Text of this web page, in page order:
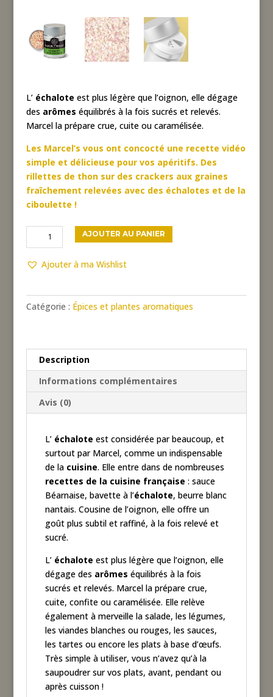
L’ échalote est plus légère que l’oignon, elle dégage
des arômes équilibrés à la fois sucrés et relevés.
Marcel la prépare crue, cuite ou caramélisée.
Les Marcel’s vous ont concocté une recette vidéo
simple et délicieuse pour vos apéritifs. Des
rillettes de thon sur des crackers aux graines
fraîchement relevées avec des échalotes et de la
ciboulette !
quantité
de
Échalote
AJOUTER AU PANIER
Ajouter à ma Wishlist
Catégorie : Épices et plantes aromatiques
Description
Informations complémentaires
Avis (0)
L’ échalote est considérée par beaucoup, et
surtout par Marcel, comme un indispensable
de la cuisine. Elle entre dans de nombreuses
recettes de la cuisine française : sauce
Béarnaise, bavette à l’échalote, beurre blanc
nantais. Cousine de l’oignon, elle offre un
goût plus subtil et raffiné, à la fois relevé et
sucré.
L’ échalote est plus légère que l’oignon, elle
dégage des arômes équilibrés à la fois
sucrés et relevés. Marcel la prépare crue,
cuite, confite ou caramélisée. Elle relève
également à merveille la salade, les légumes,
les viandes blanches ou rouges, les sauces,
les tartes ou encore les plats à base d’œufs.
Très simple à utiliser, vous n’avez qu’à la
saupoudrer sur vos plats, avant, pendant ou
après cuisson !